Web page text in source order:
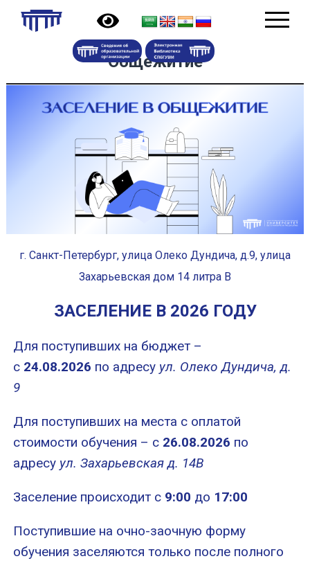
Общежитие
г. Санкт-Петербург, улица Олеко Дундича, д.9, улица
Захарьевская дом 14 литра В
ЗАСЕЛЕНИЕ В 2026 ГОДУ
Для поступивших на бюджет –
с 24.08.2026 по адресу ул. Олеко Дундича, д.
9
Для поступивших на места с оплатой
стоимости обучения – с 26.08.2026 по
адресу ул. Захарьевская д. 14В
Заселение происходит с 9:00 до 17:00
Поступившие на очно-заочную форму
обучения заселяются только после полного